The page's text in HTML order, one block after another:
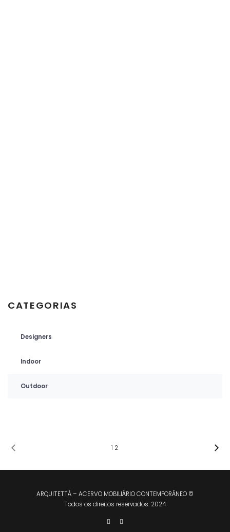
CATEGORIAS
Designers
Indoor
Outdoor
1 2
ARQUITETTÁ – ACERVO MOBILIÁRIO CONTEMPORÂNEO ©
Todos os direitos reservados. 2024